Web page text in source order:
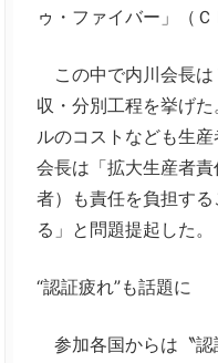
ゥ・ファイバー」（
この中で内川会長は
収・分別工程を挙げ
ルのコストなども生
会長は「拡大生産者
者）も責任を負担す
る」と問題提起した。
“認証疲れ”も話題に
参加各国からは〝認